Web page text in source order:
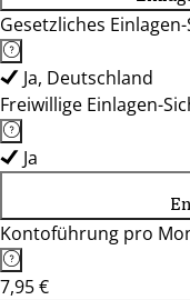
Gesetzliches
Ja, Deutschland
Freiwillige Einlagen-
Ja
Kontoführung pro
7,95 €